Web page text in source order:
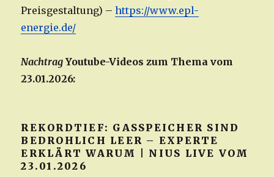
Preisgestaltung) –https://www.epl-
energie.de/
NachtragYoutube-Videos zum Thema vom
23.01.2026:
REKORDTIEF: GASSPEICHER SIND
BEDROHLICH LEER – EXPERTE
ERKLÄRT WARUM | NIUS LIVE VOM
23.01.2026